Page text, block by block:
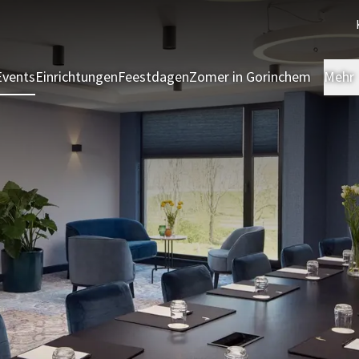
EinrichtungenFeestdagenZomer in Gorinchem Mehr